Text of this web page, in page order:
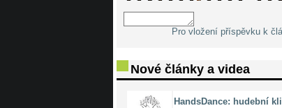
Pro vložení příspěvku k
Nové články a videa
HandsDance: hudební